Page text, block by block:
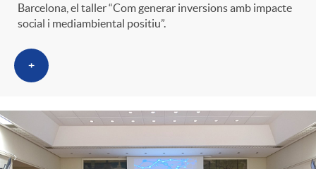
Barcelona, el taller “Com generar inversions amb impacte
social i mediambiental positiu”.
+